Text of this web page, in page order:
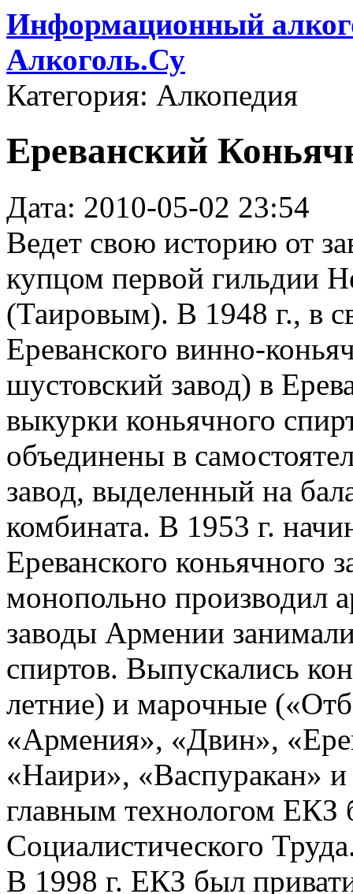
Информационный
Алкоголь.Су
Категория: Алкопедия
Ереванский
Дата: 2010-05-02 23:54
Ведет свою историю от
купцом первой гильдии
(Таировым). В 1948 г., в
Ереванского винно-
шустовский завод) в
выкурки коньячного
объединены в
завод, выделенный на
комбината. В 1953 г.
Ереванского коньячного
монопольно производил
заводы Армении
спиртов. Выпускались
летние) и марочные
«Армения», «Двин»,
«Наири», «Васпуракан»
главным технологом
Социалистического
В 1998 г. ЕКЗ был